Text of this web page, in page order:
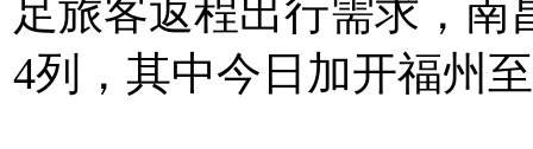
足旅客返程出行需求，南
4列，其中今日加开福州